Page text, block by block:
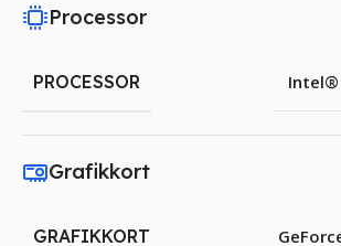
Processor
PROCESSOR Intel®
Grafikkort
GRAFIKKORT